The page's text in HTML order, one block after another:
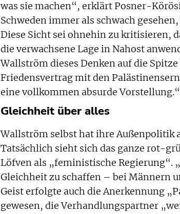
was sie machen“, erklärt Posner-
Schweden immer als schwach
Diese Sicht sei ohnehin zu kritisieren,
die verwachsene Lage in Nahost
Wallström dieses Denken auf die
Friedensvertrag mit den
eine vollkommen absurde Vorstellung.“
Gleichheit über alles
Wallström selbst hat ihre Außenpolitik
Tatsächlich sieht sich das ganze rot-
Löfven als „feministische Regierung“.
Gleichheit zu schaffen – bei Männern
Geist erfolgte auch die Anerkennung
gewesen, die Verhandlungspartner